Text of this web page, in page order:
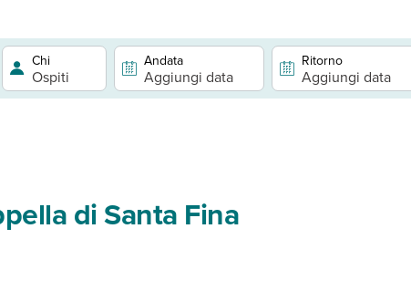
Chi
Ospiti
Andata
Aggiungi data
Ritorno
Aggiungi data
di Santa Fina